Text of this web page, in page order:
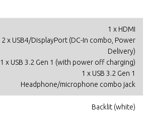
1 x HDMI
2 x USB4/DisplayPort (DC-In combo, Power
Delivery)
1 x USB 3.2 Gen 1 (with power off charging)
1 x USB 3.2 Gen 1
Headphone/microphone combo jack
Backlit (white)